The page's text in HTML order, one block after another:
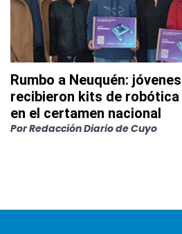
Rumbo a Neuquén:
recibieron kits de robótica
en el certamen nacional
PorRedacción Diario de Cuyo